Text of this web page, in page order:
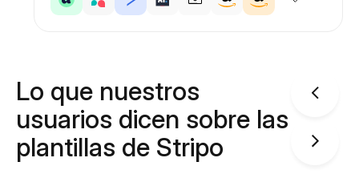
Lo que nuestros
usuarios dicen sobre las
plantillas de Stripo